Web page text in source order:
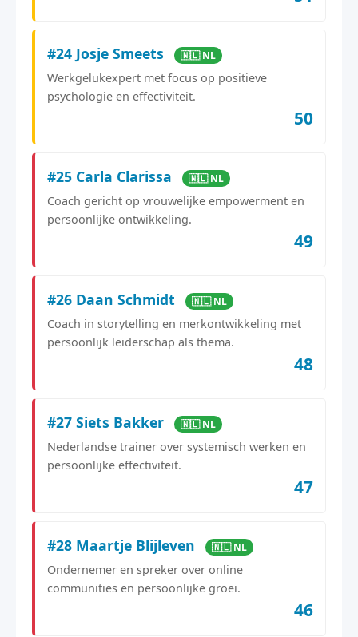
#24 Josje Smeets 🇳🇱 NL
Werkgelukexpert met focus op positieve
psychologie en effectiviteit.
50
#25 Carla Clarissa 🇳🇱 NL
Coach gericht op vrouwelijke empowerment en
persoonlijke ontwikkeling.
49
#26 Daan Schmidt 🇳🇱 NL
Coach in storytelling en merkontwikkeling met
persoonlijk leiderschap als thema.
48
#27 Siets Bakker 🇳🇱 NL
Nederlandse trainer over systemisch werken en
persoonlijke effectiviteit.
47
#28 Maartje Blijleven 🇳🇱 NL
Ondernemer en spreker over online
communities en persoonlijke groei.
46